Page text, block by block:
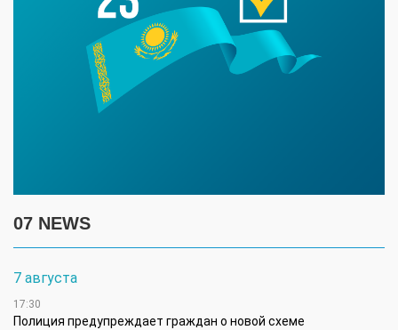
07 NEWS
7 августа
17:30
Полиция предупреждает граждан о новой схеме